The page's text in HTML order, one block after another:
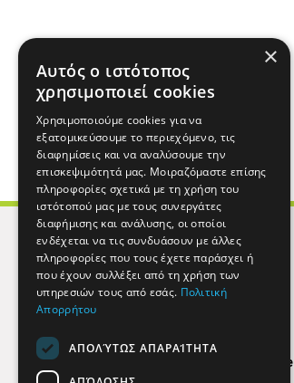
Find Here
×
Αυτός ο ιστότοπος
χρησιμοποιεί cookies
Χρησιμοποιούμε cookies για να
εξατομικεύσουμε το περιεχόμενο, τις
διαφημίσεις και να αναλύσουμε την
επισκεψιμότητά μας. Μοιραζόμαστε επίσης
πληροφορίες σχετικά με τη χρήση του
ιστότοπού μας με τους συνεργάτες
διαφήμισης και ανάλυσης, οι οποίοι
ενδέχεται να τις συνδυάσουν με άλλες
πληροφορίες που τους έχετε παράσχει ή
που έχουν συλλέξει από τη χρήση των
υπηρεσιών τους από εσάς. Πολιτική
Απορρήτου
ΑΠΟΛΎΤΩΣ ΑΠΑΡΑΊΤΗΤΑ